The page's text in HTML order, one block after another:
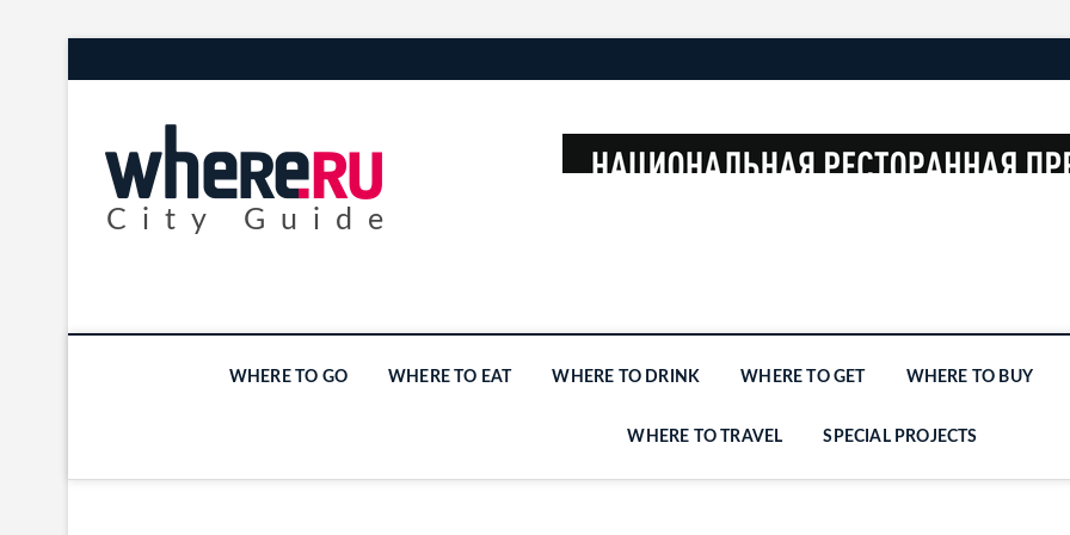
City Guide
WHERE TO GO WHERE TO EAT WHERE TO DRINK WHERE TO GET WHERE TO BUY
WHERE TO TRAVEL SPECIAL PROJECTS